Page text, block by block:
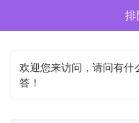
排
欢迎您来访问，请问有什
答！